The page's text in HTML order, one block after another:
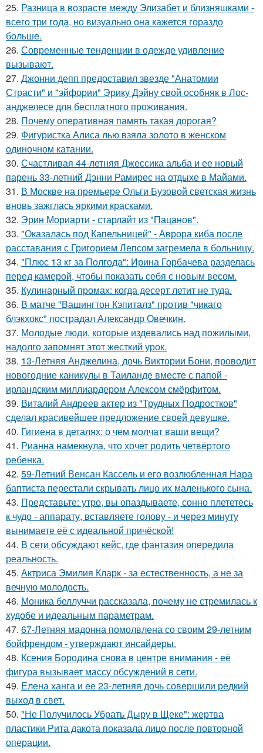
25. Разница в возрасте между Элизабет и близняшками -
всего три года, но визуально она кажется гораздо
больше.
26. Современные тенденции в одежде удивление
вызывают.
27. Джонни депп предоставил звезде "Анатомии
Страсти" и "эйфории" Эрику Дэйну свой особняк в Лос-
анджелесе для бесплатного проживания.
28. Почему оперативная память такая дорогая?
29. Фигуристка Алиса лью взяла золото в женском
одиночном катании.
30. Счастливая 44-летняя Джессика альба и ее новый
парень 33-летний Дэнни Рамирес на отдыхе в Майами.
31. В Москве на премьере Ольги Бузовой светская жизнь
вновь зажглась яркими красками.
32. Эрин Мориарти - старлайт из "Пацанов".
33. "Оказалась под Капельницей" - Аврора киба после
расставания с Григорием Лепсом загремела в больницу.
34. "Плюс 13 кг за Полгода": Ирина Горбачева разделась
перед камерой, чтобы показать себя с новым весом.
35. Кулинарный промах: когда десерт летит не туда.
36. В матче "Вашингтон Кэпиталз" против "чикаго
блэкхокс" пострадал Александр Овечкин.
37. Молодые люди, которые издевались над пожилыми,
надолго запомнят этот жесткий урок.
38. 13-Летняя Анджелина, дочь Виктории Бони, проводит
новогодние каникулы в Таиланде вместе с папой -
ирландским миллиардером Алексом смёрфитом.
39. Виталий Андреев актер из "Трудных Подростков"
сделал красивейшее предложение своей девушке.
40. Гигиена в деталях: о чем молчат ваши вещи?
41. Рианна намекнула, что хочет родить четвёртого
ребенка.
42. 59-Летний Венсан Кассель и его возлюбленная Нара
баптиста перестали скрывать лицо их маленького сына.
43. Представьте: утро, вы опаздываете, сонно плететесь
к чудо - аппарату, вставляете голову - и через минуту
вынимаете её с идеальной причёской!
44. В сети обсуждают кейс, где фантазия опередила
реальность.
45. Актриса Эмилия Кларк - за естественность, а не за
вечную молодость.
46. Моника беллуччи рассказала, почему не стремилась к
худобе и идеальным параметрам.
47. 67-Летняя мадонна помолвлена со своим 29-летним
бойфрендом - утверждают инсайдеры.
48. Ксения Бородина снова в центре внимания - её
фигура вызывает массу обсуждений в сети.
49. Елена ханга и ее 23-летняя дочь совершили редкий
выход в свет.
50. "Не Получилось Убрать Дыру в Щеке": жертва
пластики Рита дакота показала лицо после повторной
операции.